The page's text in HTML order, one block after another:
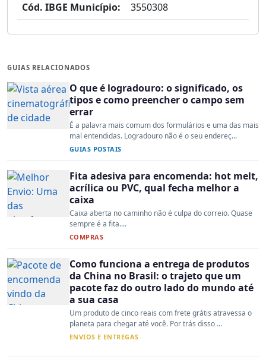
Cód. IBGE Município:
3550308
GUIAS RELACIONADOS
O que é logradouro: o significado, os
tipos e como preencher o campo sem
errar
É a palavra mais comum dos formulários e uma das mais
mal entendidas. Logradouro não é o seu endereç...
GUIAS POSTAIS
Fita adesiva para encomenda: hot melt,
acrílica ou PVC, qual fecha melhor a
caixa
Caixa aberta no caminho não é culpa do correio. Quase
sempre é a fita....
COMPRAS
Como funciona a entrega de produtos
da China no Brasil: o trajeto que um
pacote faz do outro lado do mundo até
a sua casa
Um produto de cinco reais com frete grátis atravessa o
planeta para chegar até você. Por trás disso ...
ENVIOS E ENTREGAS